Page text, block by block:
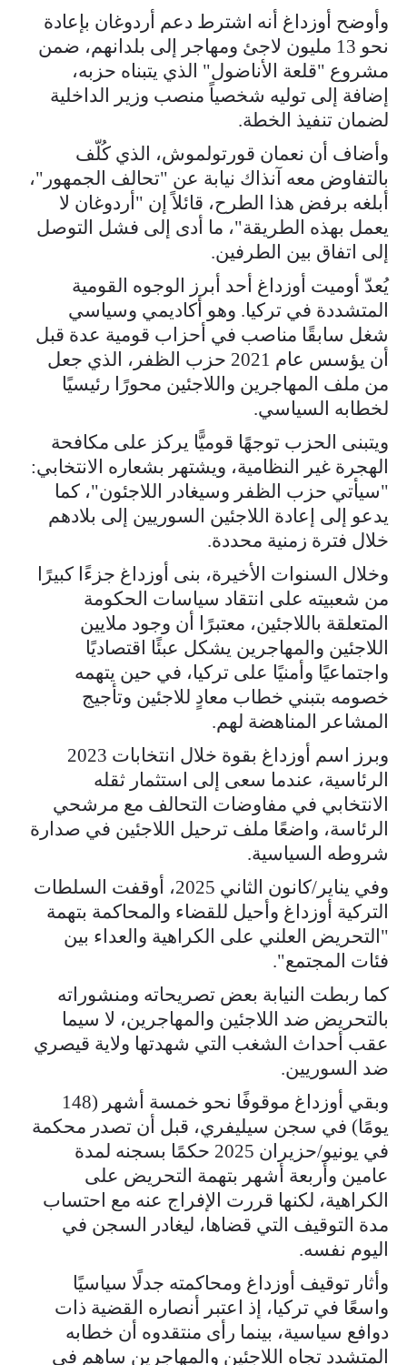
وأوضح أوزداغ أنه اشترط دعم أردوغان بإعادة
نحو 13 مليون لاجئ ومهاجر إلى بلدانهم، ضمن
مشروع "قلعة الأناضول" الذي يتبناه حزبه،
إضافة إلى توليه شخصياً منصب وزير الداخلية
لضمان تنفيذ الخطة.
وأضاف أن نعمان قورتولموش، الذي كُلّف
بالتفاوض معه آنذاك نيابة عن "تحالف الجمهور"،
أبلغه برفض هذا الطرح، قائلاً إن "أردوغان لا
يعمل بهذه الطريقة"، ما أدى إلى فشل التوصل
إلى اتفاق بين الطرفين.
يُعدّ أوميت أوزداغ أحد أبرز الوجوه القومية
المتشددة في تركيا. وهو أكاديمي وسياسي
شغل سابقًا مناصب في أحزاب قومية عدة قبل
أن يؤسس عام 2021 حزب الظفر، الذي جعل
من ملف المهاجرين واللاجئين محورًا رئيسيًا
لخطابه السياسي.
ويتبنى الحزب توجهًا قوميًّا يركز على مكافحة
الهجرة غير النظامية، ويشتهر بشعاره الانتخابي:
"سيأتي حزب الظفر وسيغادر اللاجئون"، كما
يدعو إلى إعادة اللاجئين السوريين إلى بلادهم
خلال فترة زمنية محددة.
وخلال السنوات الأخيرة، بنى أوزداغ جزءًا كبيرًا
من شعبيته على انتقاد سياسات الحكومة
المتعلقة باللاجئين، معتبرًا أن وجود ملايين
اللاجئين والمهاجرين يشكل عبئًا اقتصاديًا
واجتماعيًا وأمنيًا على تركيا، في حين يتهمه
خصومه بتبني خطاب معادٍ للاجئين وتأجيج
المشاعر المناهضة لهم.
وبرز اسم أوزداغ بقوة خلال انتخابات 2023
الرئاسية، عندما سعى إلى استثمار ثقله
الانتخابي في مفاوضات التحالف مع مرشحي
الرئاسة، واضعًا ملف ترحيل اللاجئين في صدارة
شروطه السياسية.
وفي يناير/كانون الثاني 2025، أوقفت السلطات
التركية أوزداغ وأحيل للقضاء والمحاكمة بتهمة
"التحريض العلني على الكراهية والعداء بين
فئات المجتمع".
كما ربطت النيابة بعض تصريحاته ومنشوراته
بالتحريض ضد اللاجئين والمهاجرين، لا سيما
عقب أحداث الشغب التي شهدتها ولاية قيصري
ضد السوريين.
وبقي أوزداغ موقوفًا نحو خمسة أشهر (148
يومًا) في سجن سيليفري، قبل أن تصدر محكمة
في يونيو/حزيران 2025 حكمًا بسجنه لمدة
عامين وأربعة أشهر بتهمة التحريض على
الكراهية، لكنها قررت الإفراج عنه مع احتساب
مدة التوقيف التي قضاها، ليغادر السجن في
اليوم نفسه.
وأثار توقيف أوزداغ ومحاكمته جدلًا سياسيًا
واسعًا في تركيا، إذ اعتبر أنصاره القضية ذات
دوافع سياسية، بينما رأى منتقدوه أن خطابه
المتشدد تجاه اللاجئين والمهاجرين ساهم في